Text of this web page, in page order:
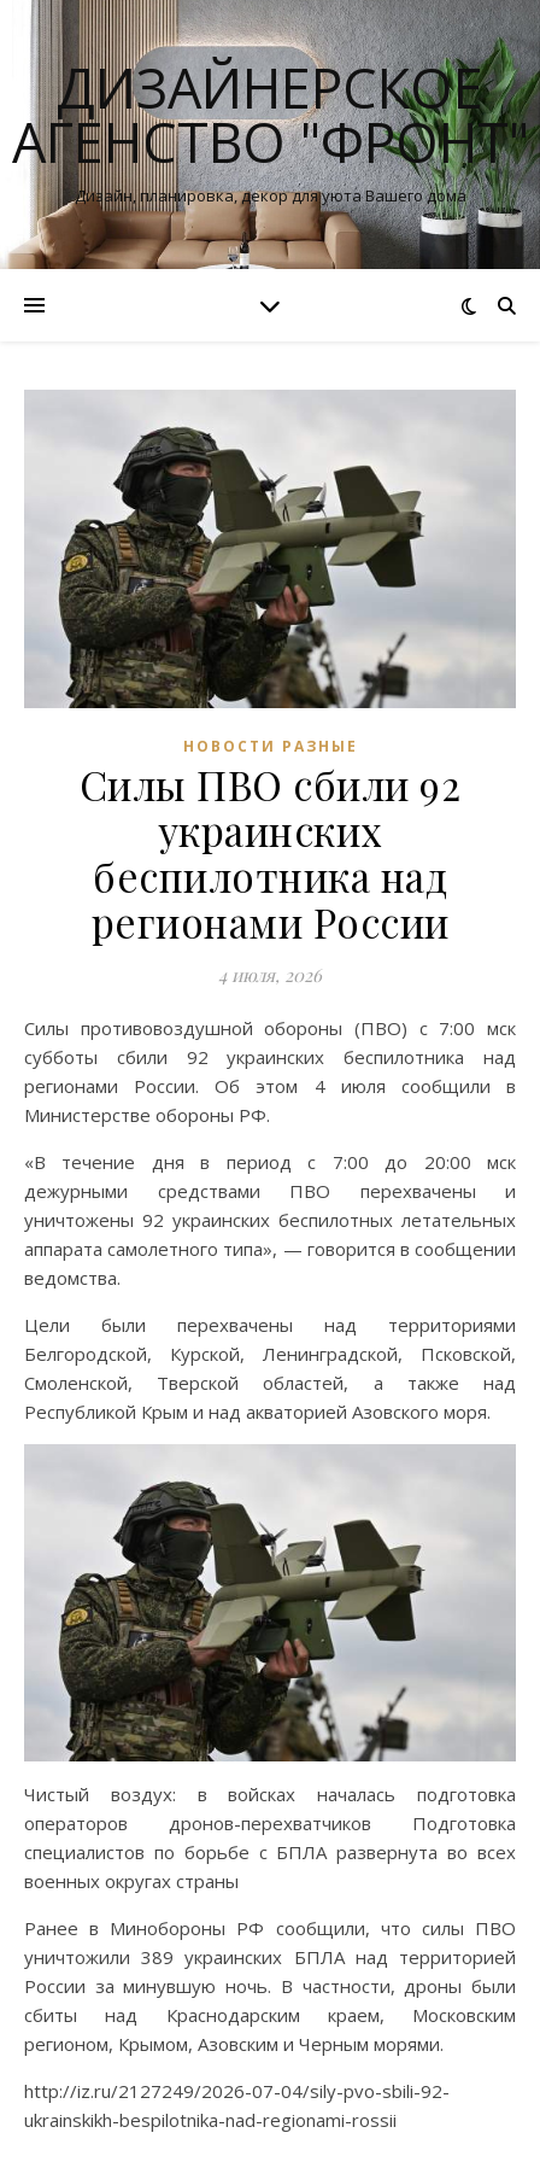
ДИЗАЙНЕРСКОЕ
АГЕНСТВО "ФРОНТ"
Дизайн, планировка, декор для уюта Вашего дома
НОВОСТИ РАЗНЫЕ
Силы ПВО сбили 92
украинских
беспилотника над
регионами России
4 июля, 2026
Силы противовоздушной обороны (ПВО) с 7:00 мск
субботы сбили 92 украинских беспилотника над
регионами России. Об этом 4 июля сообщили в
Министерстве обороны РФ.
«В течение дня в период с 7:00 до 20:00 мск
дежурными средствами ПВО перехвачены и
уничтожены 92 украинских беспилотных летательных
аппарата самолетного типа», — говорится в сообщении
ведомства.
Цели были перехвачены над территориями
Белгородской, Курской, Ленинградской, Псковской,
Смоленской, Тверской областей, а также над
Республикой Крым и над акваторией Азовского моря.
Чистый воздух: в войсках началась подготовка
операторов дронов-перехватчиков Подготовка
специалистов по борьбе с БПЛА развернута во всех
военных округах страны
Ранее в Минобороны РФ сообщили, что силы ПВО
уничтожили 389 украинских БПЛА над территорией
России за минувшую ночь. В частности, дроны были
сбиты над Краснодарским краем, Московским
регионом, Крымом, Азовским и Черным морями.
http://iz.ru/2127249/2026-07-04/sily-pvo-sbili-92-
ukrainskikh-bespilotnika-nad-regionami-rossii